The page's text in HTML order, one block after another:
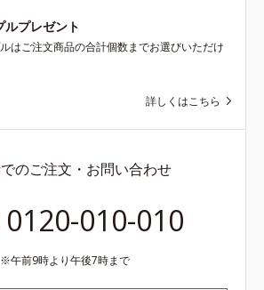
ルプレゼント
はご注文商品の合計個数までお選びいただけ
詳しくはこちら
のご注文・お問い合わせ
0120-010-010
午前9時より午後7時まで